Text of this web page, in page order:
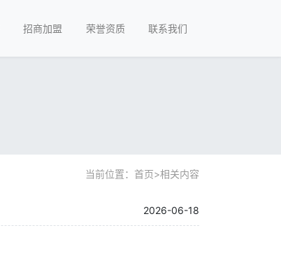
招商加盟 荣誉资质 联系我们
当前位置： 首页>相关内容
2026-06-18